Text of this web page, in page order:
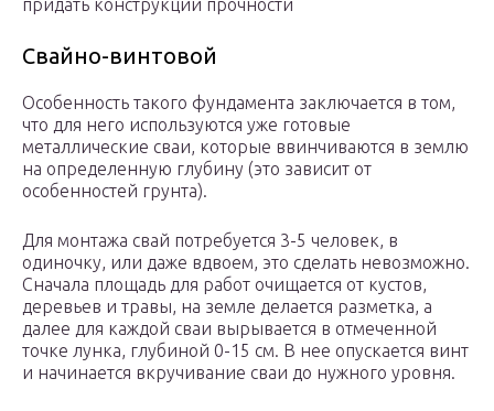
придать конструкции прочности
Свайно-винтовой
Особенность такого фундамента заключается в том,
что для него используются уже готовые
металлические сваи, которые ввинчиваются в землю
на определенную глубину (это зависит от
особенностей грунта).
Для монтажа свай потребуется 3-5 человек, в
одиночку, или даже вдвоем, это сделать невозможно.
Сначала площадь для работ очищается от кустов,
деревьев и травы, на земле делается разметка, а
далее для каждой сваи вырывается в отмеченной
точке лунка, глубиной 0-15 см. В нее опускается винт
и начинается вкручивание сваи до нужного уровня.